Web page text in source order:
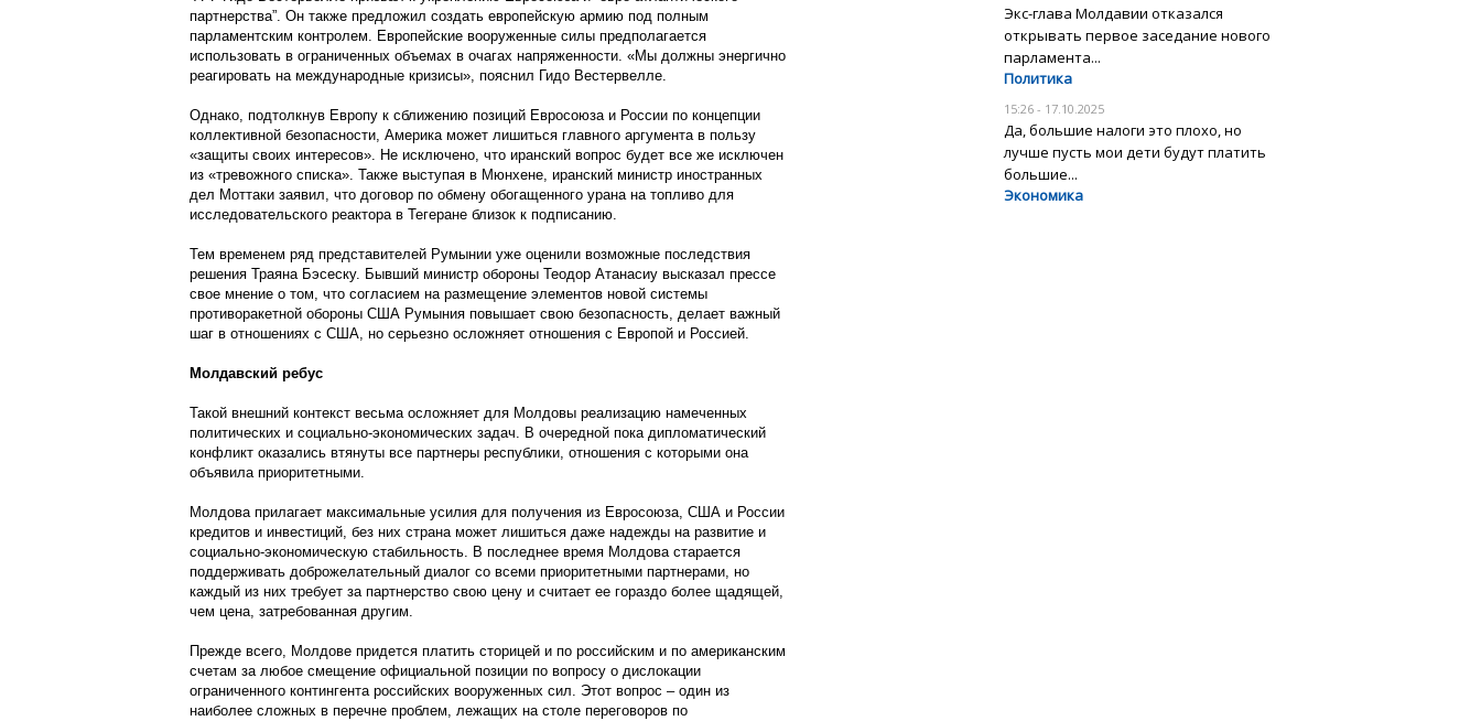
партнерства”. Он также предложил создать европейскую армию под полным
парламентским контролем. Европейские вооруженные силы предполагается
использовать в ограниченных объемах в очагах напряженности. «Мы должны энергично
реагировать на международные кризисы», пояснил Гидо Вестервелле.
Однако, подтолкнув Европу к сближению позиций Евросоюза и России по концепции
коллективной безопасности, Америка может лишиться главного аргумента в пользу
«защиты своих интересов». Не исключено, что иранский вопрос будет все же исключен
из «тревожного списка». Также выступая в Мюнхене, иранский министр иностранных
дел Моттаки заявил, что договор по обмену обогащенного урана на топливо для
исследовательского реактора в Тегеране близок к подписанию.
Тем временем ряд представителей Румынии уже оценили возможные последствия
решения Траяна Бэсеску. Бывший министр обороны Теодор Атанасиу высказал прессе
свое мнение о том, что согласием на размещение элементов новой системы
противоракетной обороны США Румыния повышает свою безопасность, делает важный
шаг в отношениях с США, но серьезно осложняет отношения с Европой и Россией.
Молдавский ребус
Такой внешний контекст весьма осложняет для Молдовы реализацию намеченных
политических и социально-экономических задач. В очередной пока дипломатический
конфликт оказались втянуты все партнеры республики, отношения с которыми она
объявила приоритетными.
Молдова прилагает максимальные усилия для получения из Евросоюза, США и России
кредитов и инвестиций, без них страна может лишиться даже надежды на развитие и
социально-экономическую стабильность. В последнее время Молдова старается
поддерживать доброжелательный диалог со всеми приоритетными партнерами, но
каждый из них требует за партнерство свою цену и считает ее гораздо более щадящей,
чем цена, затребованная другим.
Прежде всего, Молдове придется платить сторицей и по российским и по американским
счетам за любое смещение официальной позиции по вопросу о дислокации
ограниченного контингента российских вооруженных сил. Этот вопрос – один из
наиболее сложных в перечне проблем, лежащих на столе переговоров по
Экс-глава Молдавии отказался
открывать первое заседание нового
парламента...
Политика
15:26 - 17.10.2025
Да, большие налоги это плохо, но
лучше пусть мои дети будут платить
большие...
Экономика